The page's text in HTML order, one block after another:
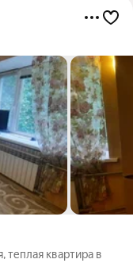
теплая квартира в